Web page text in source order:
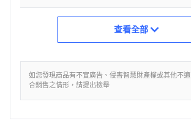
查看全部
如您發現商品有不實廣告、侵害智慧財產權或其他不適
合銷售之情形，請提出檢舉